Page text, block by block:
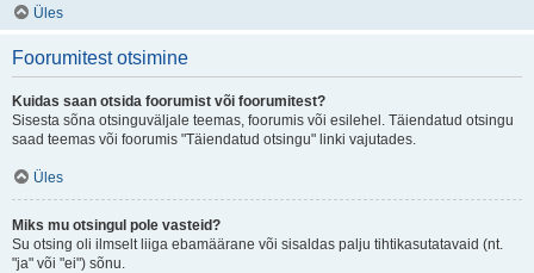
Üles
Foorumitest otsimine
Kuidas saan otsida foorumist või foorumitest?
Sisesta sõna otsinguväljale teemas, foorumis või esilehel. Täiendatud otsingu
saad teemas või foorumis "Täiendatud otsingu" linki vajutades.
Üles
Miks mu otsingul pole vasteid?
Su otsing oli ilmselt liiga ebamäärane või sisaldas palju tihtikasutatavaid (nt.
"ja" või "ei") sõnu.